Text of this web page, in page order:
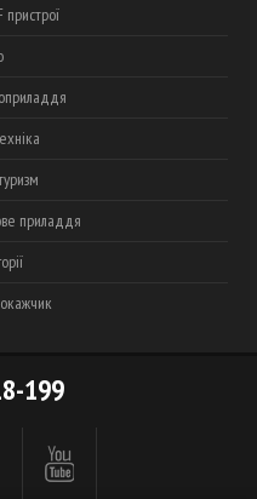
пристрої
приладдя
199